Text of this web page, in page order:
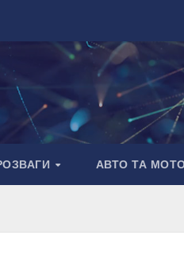
АВТО ТА